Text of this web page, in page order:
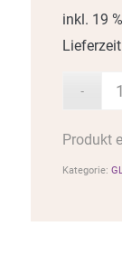
inkl. 19
Produkt
Kategorie: